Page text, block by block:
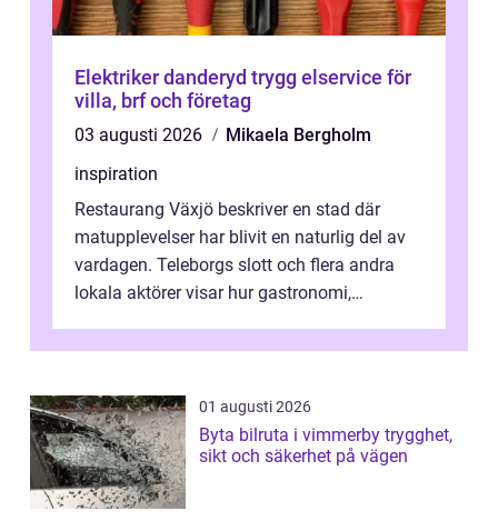
Elektriker danderyd trygg elservice för
villa, brf och företag
03 augusti 2026
Mikaela Bergholm
inspiration
Restaurang Växjö beskriver en stad där
matupplevelser har blivit en naturlig del av
vardagen. Teleborgs slott och flera andra
lokala aktörer visar hur gastronomi,
01 augusti 2026
Byta bilruta i vimmerby trygghet,
sikt och säkerhet på vägen